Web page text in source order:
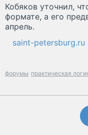
Кобяков уточнил,
формате, а его
апрель.
saint-petersburg.ru
форумы практическая